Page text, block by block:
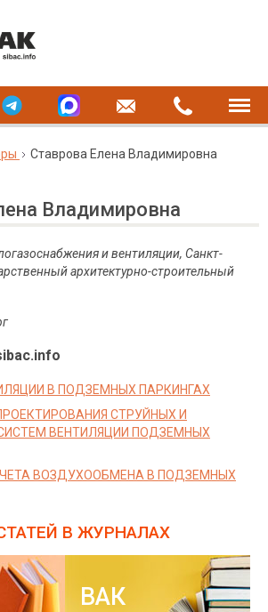
Ставрова Елена Владимировна
Владимировна
и вентиляции, Санкт-
архитектурно-строительный
В ПОДЗЕМНЫХ ПАРКИНГАХ
СТРУЙНЫХ И
ВЕНТИЛЯЦИИ ПОДЗЕМНЫХ
ВОЗДУХООБМЕНА В ПОДЗЕМНЫХ
В ЖУРНАЛАХ
ВАК